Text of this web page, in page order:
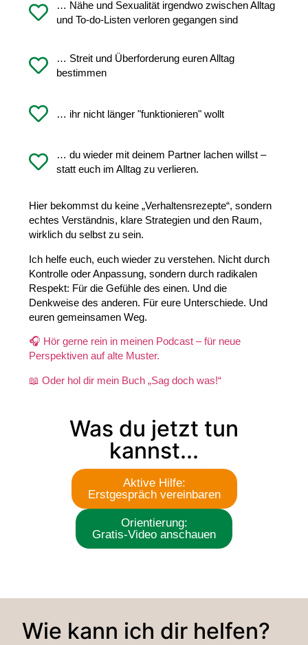
… Nähe und Sexualität irgendwo zwischen Alltag
und To-do-Listen verloren gegangen sind
… Streit und Überforderung euren Alltag
bestimmen
… ihr nicht länger "funktionieren" wollt
… du wieder mit deinem Partner lachen willst –
statt euch im Alltag zu verlieren.
Hier bekommst du keine „Verhaltensrezepte“, sondern
echtes Verständnis, klare Strategien und den Raum,
wirklich du selbst zu sein.
Ich helfe euch, euch wieder zu verstehen. Nicht durch
Kontrolle oder Anpassung, sondern durch radikalen
Respekt: Für die Gefühle des einen. Und die
Denkweise des anderen. Für eure Unterschiede. Und
euren gemeinsamen Weg.
🎧 Hör gerne rein in meinen Podcast – für neue
Perspektiven auf alte Muster.
📖 Oder hol dir mein Buch „Sag doch was!“
Was du jetzt tun
kannst...
Aktive Hilfe:
Erstgespräch vereinbaren
Orientierung:
Gratis-Video anschauen
Wie kann ich dir helfen?